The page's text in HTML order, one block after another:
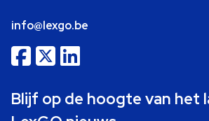
info@lexgo.be
Blijf op de hoogte van het